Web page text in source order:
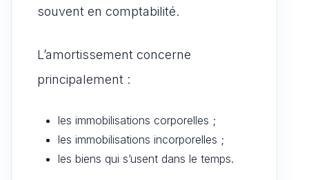
souvent en comptabilité.
L’amortissement concerne
principalement :
les immobilisations corporelles ;
les immobilisations incorporelles ;
les biens qui s’usent dans le temps.